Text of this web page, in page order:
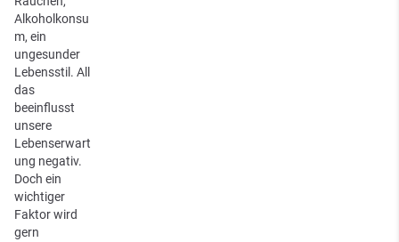
Alkoholkonsu
m, ein
ungesunder
Lebensstil. All
das
beeinflusst
unsere
Lebenserwart
ung negativ.
Doch ein
wichtiger
Faktor wird
gern